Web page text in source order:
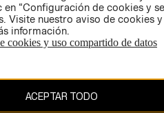
AVISO DE
COOKIES
en “Configuración de cookies y
Visite nuestro aviso de cookies
información.
cookies y uso compartido de datos
ACEPTAR TODO